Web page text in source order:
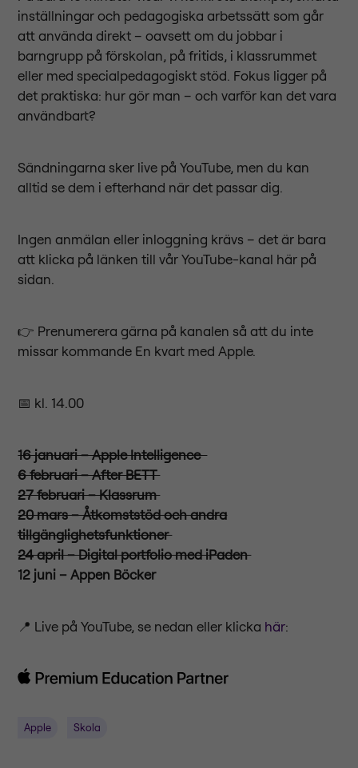
inställningar och pedagogiska arbetssätt som går
att använda direkt – oavsett om du jobbar i
barngrupp på förskolan, på fritids, i klassrummet
eller med specialpedagogiskt stöd. Fokus ligger på
det praktiska: hur gör man – och varför kan det vara
användbart?
Sändningarna sker live på YouTube, men du kan
alltid se dem i efterhand när det passar dig.
Ingen anmälan eller inloggning krävs – det är bara
att klicka på länken till vår YouTube-kanal här på
sidan.
👉 Prenumerera gärna på kanalen så att du inte
missar kommande En kvart med Apple.
📅 kl. 14.00
16 januari – Apple Intelligence
6 februari – After BETT
27 februari – Klassrum
20 mars – Åtkomststöd och andra
tillgänglighetsfunktioner
24 april – Digital portfolio med iPaden
12 juni – Appen Böcker
📍 Live på YouTube, se nedan eller klicka här:
Apple Skola